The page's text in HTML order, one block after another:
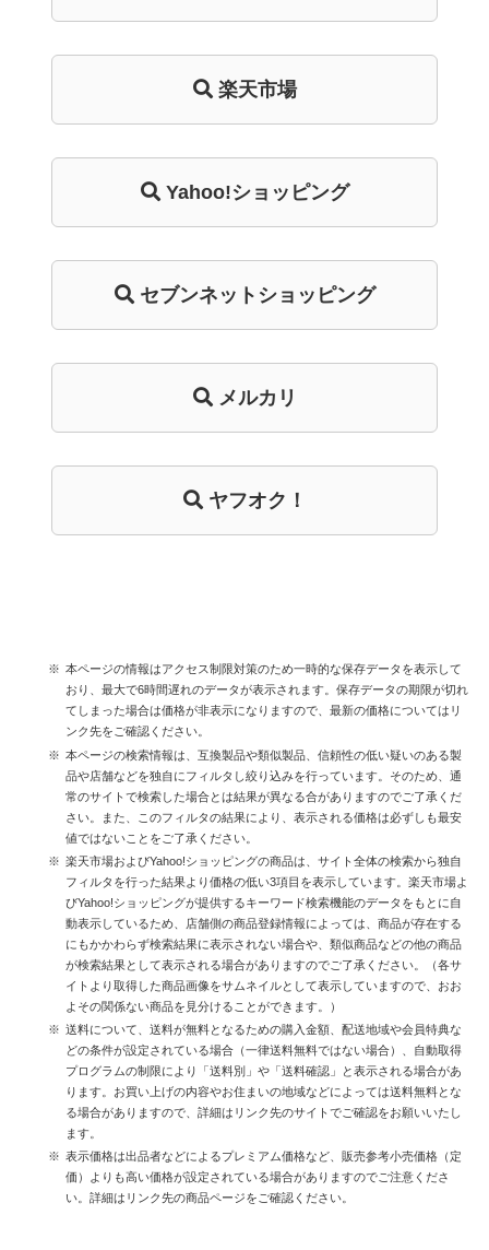
楽天市場
Yahoo!ショッピング
セブンネットショッピング
メルカリ
ヤフオク！
本ページの情報はアクセス制限対策のため一時的な保存データを表示して
おり、最大で6時間遅れのデータが表示されます。保存データの期限が切れ
てしまった場合は価格が非表示になりますので、最新の価格についてはリ
ンク先をご確認ください。
本ページの検索情報は、互換製品や類似製品、信頼性の低い疑いのある製
品や店舗などを独自にフィルタし絞り込みを行っています。そのため、通
常のサイトで検索した場合とは結果が異なる合がありますのでご了承くだ
さい。また、このフィルタの結果により、表示される価格は必ずしも最安
値ではないことをご了承ください。
楽天市場およびYahoo!ショッピングの商品は、サイト全体の検索から独自
フィルタを行った結果より価格の低い3項目を表示しています。楽天市場よ
びYahoo!ショッピングが提供するキーワード検索機能のデータをもとに自
動表示しているため、店舗側の商品登録情報によっては、商品が存在する
にもかかわらず検索結果に表示されない場合や、類似商品などの他の商品
が検索結果として表示される場合がありますのでご了承ください。（各サ
イトより取得した商品画像をサムネイルとして表示していますので、おお
よその関係ない商品を見分けることができます。）
送料について、送料が無料となるための購入金額、配送地域や会員特典な
どの条件が設定されている場合（一律送料無料ではない場合）、自動取得
プログラムの制限により「送料別」や「送料確認」と表示される場合があ
ります。お買い上げの内容やお住まいの地域などによっては送料無料とな
る場合がありますので、詳細はリンク先のサイトでご確認をお願いいたし
ます。
表示価格は出品者などによるプレミアム価格など、販売参考小売価格（定
価）よりも高い価格が設定されている場合がありますのでご注意くださ
い。詳細はリンク先の商品ページをご確認ください。